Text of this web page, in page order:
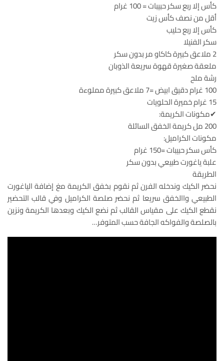
كأس إلا ربع سكر حبيبات = 100 غرام
أقل من نصف كأس زيت
كأس إلا ربع حليب
سكر الفنيلا
2 ملاعق كبيرة كاكاو مر بدون سكر
ملعقة صغيرة قهوة سريعة الذوبان
رشة ملح
100 غرام دقيق ابيض =7 ملاعق كبيرة مملوءة
15 غرام خميرة الحلويات
✔مكونات الكريمة:
200 مل كريمة الخفق السائلة
مكونات الكراميل:
كأس سكر حبيبات =150 غرام
علبة ياغورت طبيعي بدون سكر
الطريقة
نحضر الكيك وندخله الفرن ثم نقوم بخفق الكريمة مغ إضافة الياغورت
الطبيعي واالخفق سريعا ثم نحضر صلصة الكراميل وفي قالب التحضير
نقطع الكيك على مقياس القالب ثم نضع الكيك وبعدها الكريمة ونزين
بالصلصة والفواكه الجافة حسب المتوفر…